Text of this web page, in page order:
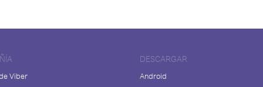
Viber
DESCARGAR
Android